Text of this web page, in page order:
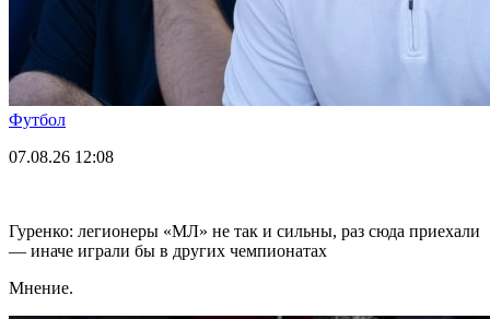
Футбол
07.08.26 12:08
Гуренко: легионеры «МЛ» не так и сильны, раз сюда приехали
— иначе играли бы в других чемпионатах
Мнение.